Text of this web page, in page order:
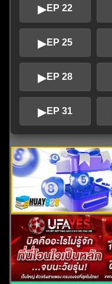
▶EP 22
▶EP 25
▶EP 28
▶EP 31